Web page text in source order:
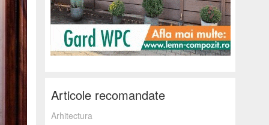
Articole recomandate
Arhitectura